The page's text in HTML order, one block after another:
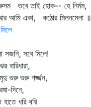
তবে তাই হোক-- হে নির্মম,
একা, কঠোর মিলনমেলা ॥
সবে মিলে!
গর্জ্জন,
ধরি